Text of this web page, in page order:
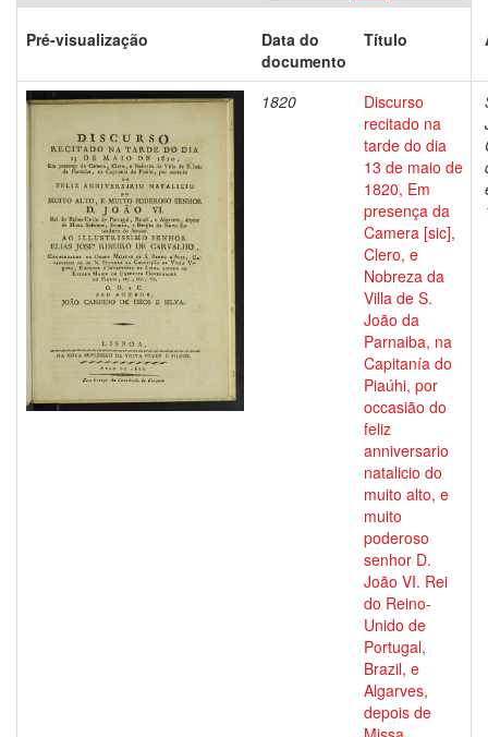
Pré-visualização
Data do
documento
Título
1820
Discurso
recitado na
tarde do dia
13 de maio de
1820, Em
presença da
Camera [sic],
Clero, e
Nobreza da
Villa de S.
João da
Parnaiba, na
Capitanía do
Piaúhi, por
occasião do
feliz
anniversario
natalicio do
muito alto, e
muito
poderoso
senhor D.
João VI. Rei
do Reino-
Unido de
Portugal,
Brazil, e
Algarves,
depois de